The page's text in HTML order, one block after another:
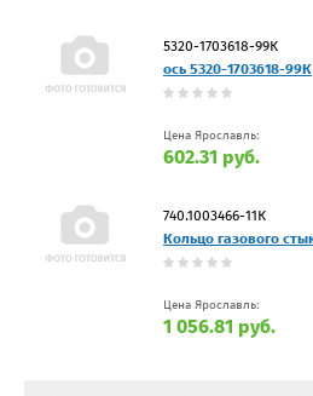
5320-1703618-99К
ось 5320-1703618-99К
Цена Ярославль:
602.31 руб.
740.1003466-11К
Кольцо газового
Цена Ярославль:
1 056.81 руб.